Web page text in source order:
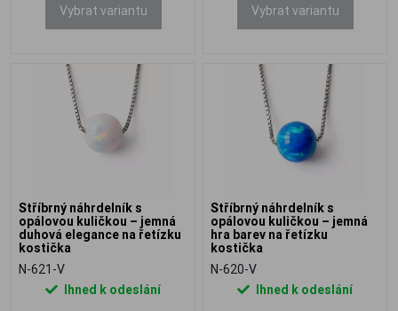
Vybrat variantu Vybrat variantu
Stříbrný náhrdelník s
opálovou kuličkou – jemná
duhová elegance na řetízku
kostička
N-621-V
Ihned k odeslání
Stříbrný náhrdelník s
opálovou kuličkou – jemná
hra barev na řetízku
kostička
N-620-V
Ihned k odeslání